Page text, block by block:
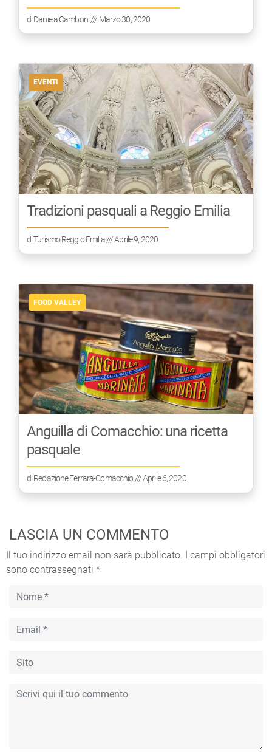
diDaniela Camboni/// Marzo 30, 2020
EVENTI
Tradizioni pasquali a Reggio Emilia
diTurismo Reggio Emilia/// Aprile 9, 2020
FOOD VALLEY
Anguilla di Comacchio: una ricetta
pasquale
diRedazione Ferrara-Comacchio/// Aprile 6, 2020
LASCIA UN COMMENTO
Il tuo indirizzo email non sarà pubblicato. I campi obbligatori
sono contrassegnati *